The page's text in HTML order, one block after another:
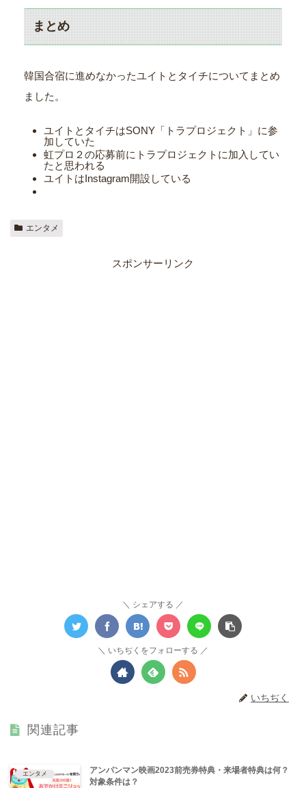
まとめ
韓国合宿に進めなかったユイトとタイチについてまとめ
ました。
ユイトとタイチはSONY「トラプロジェクト」に参
加していた
虹プロ２の応募前にトラプロジェクトに加入してい
たと思われる
ユイトはInstagram開設している
エンタメ
スポンサーリンク
シェアする
いちぢくをフォローする
いちぢく
関連記事
エンタメ
アンパンマン映画2023前売券特典・来場者特典は何？
対象条件は？